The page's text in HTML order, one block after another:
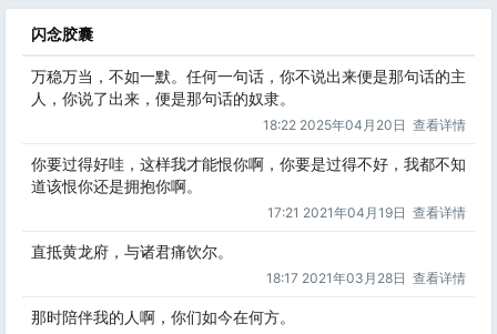
闪念胶囊
万稳万当，不如一默。任何一句话，你不说出来便是那句话的主
人，你说了出来，便是那句话的奴隶。
18:22 2025年04月20日 查看详情
你要过得好哇，这样我才能恨你啊，你要是过得不好，我都不知
道该恨你还是拥抱你啊。
17:21 2021年04月19日 查看详情
直抵黄龙府，与诸君痛饮尔。
18:17 2021年03月28日 查看详情
那时陪伴我的人啊，你们如今在何方。